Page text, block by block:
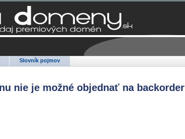
Slovník pojmov
nie je možné objednať na backorder